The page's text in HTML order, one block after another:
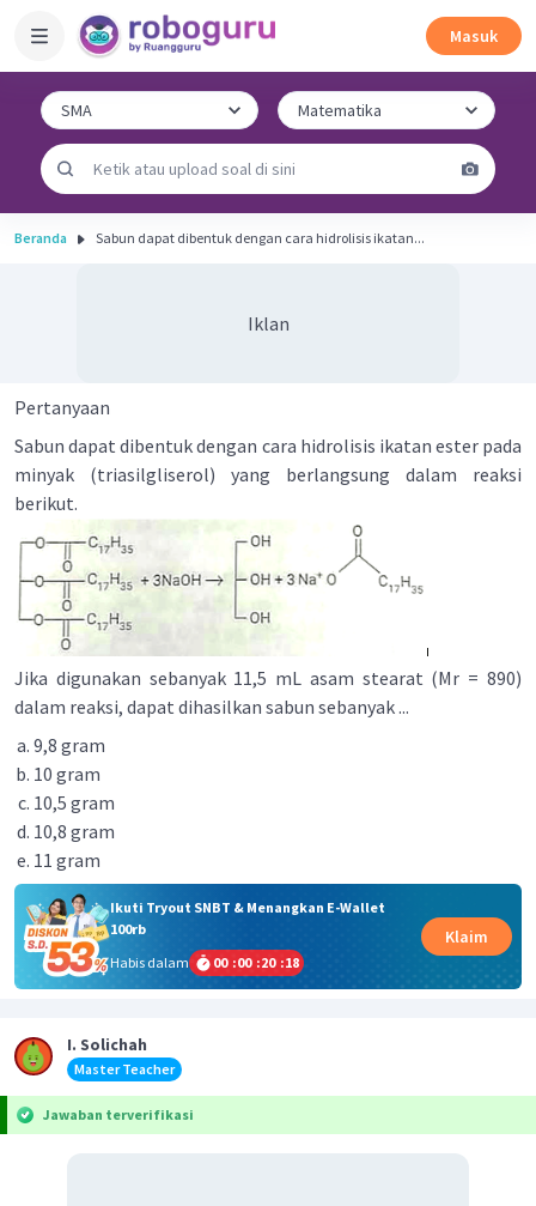
Masuk
Beranda Sabun dapat dibentuk dengan cara hidrolisis ikatan...
Iklan
Pertanyaan
Sabun dapat dibentuk dengan cara hidrolisis ikatan ester pada
minyak (triasilgliserol) yang berlangsung dalam reaksi
berikut.
Jika digunakan sebanyak 11,5 mL asam stearat (Mr = 890)
dalam reaksi, dapat dihasilkan sabun sebanyak ...
9,8 gram
10 gram
10,5 gram
10,8 gram
11 gram
Ikuti Tryout SNBT & Menangkan E-Wallet
100rb
Habis dalam
00 :00 :20 :18
Klaim
I. Solichah
Master Teacher
Jawaban terverifikasi